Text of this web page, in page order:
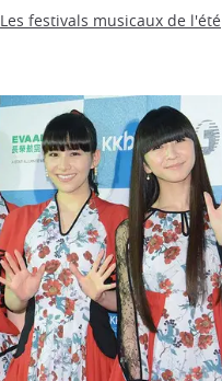
Les festivals musicaux de l'été